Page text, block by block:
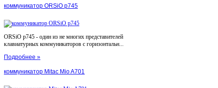
коммуникатор ORSiO p745
ORSiO p745 - один из не многих представителей
клавиатурных коммуникаторов с горизонтальн...
Подробнее »
коммуникатор Mitac Mio A701